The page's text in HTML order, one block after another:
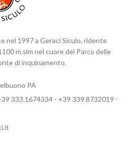
nel 1997 a Geraci Siculo, ridente
m.slm nel cuore del Parco delle
di inquinamento.
PA
333.1674334 - +39 339.8732019 -